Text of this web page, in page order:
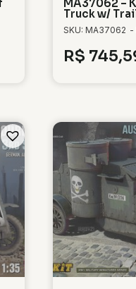
MA37062 –
Truck w/
SKU: MA37062 -
R$